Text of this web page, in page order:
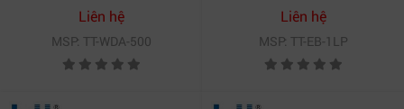
Takstar WDA-500
Liên hệ
MSP: TT-WDA-500
Liên hệ
MSP: TT-EB-1LP